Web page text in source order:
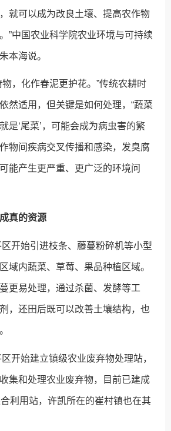
就可以成为改良土壤、提高农作物
”中国农业科学院农业环境与可持续
本海说。
物，化作春泥更护花。”传统农耕时
然适用，但关键是如何处理，“蔬菜
是‘尾菜’，可能会成为病虫害的繁
物间疾病交叉传播和感染，发臭腐
能产生更严重、更广泛的环境问
真的资源
开始引进枝条、藤蔓粉碎机等小型
域内蔬菜、草莓、果品种植区域。
更易处理，通过杀菌、发酵等工
，还田后既可以改善土壤结构，也
开始建立镇级农业废弃物处理站，
集和处理农业废弃物，目前已建成
利用站，许凯所在的崔村镇也在其